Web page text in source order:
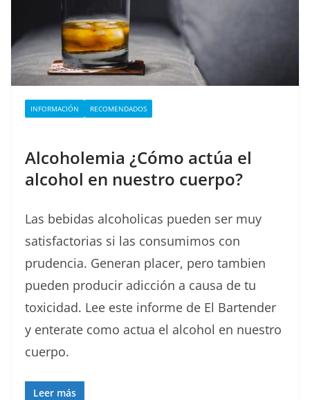
INFORMACIÓN RECOMENDADOS
Alcoholemia ¿Cómo actúa el
alcohol en nuestro cuerpo?
Las bebidas alcoholicas pueden ser muy
satisfactorias si las consumimos con
prudencia. Generan placer, pero tambien
pueden producir adicción a causa de tu
toxicidad. Lee este informe de El Bartender
y enterate como actua el alcohol en nuestro
cuerpo.
Leer más